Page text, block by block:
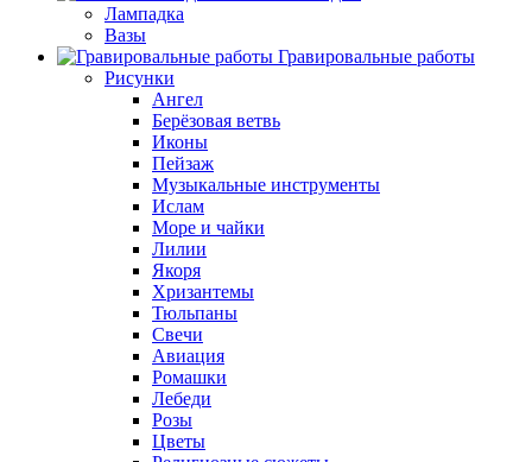
Лампадка
Вазы
Гравировальные работы
Рисунки
Ангел
Берёзовая ветвь
Иконы
Пейзаж
Музыкальные инструменты
Ислам
Море и чайки
Лилии
Якоря
Хризантемы
Тюльпаны
Свечи
Авиация
Ромашки
Лебеди
Розы
Цветы